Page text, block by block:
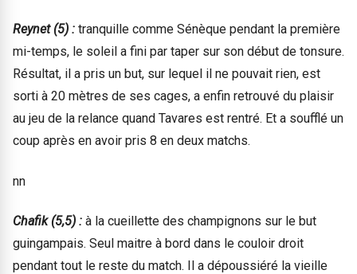
Reynet (5) : tranquille comme Sénèque pendant la première
mi-temps, le soleil a fini par taper sur son début de tonsure.
Résultat, il a pris un but, sur lequel il ne pouvait rien, est
sorti à 20 mètres de ses cages, a enfin retrouvé du plaisir
au jeu de la relance quand Tavares est rentré. Et a soufflé un
coup après en avoir pris 8 en deux matchs.
nn
Chafik (5,5) : à la cueillette des champignons sur le but
guingampais. Seul maitre à bord dans le couloir droit
pendant tout le reste du match. Il a dépoussiéré la vieille